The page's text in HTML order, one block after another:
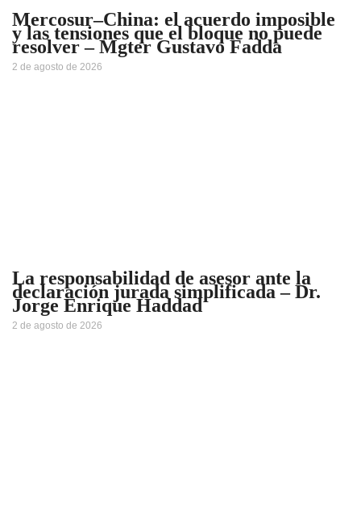
Mercosur–China: el acuerdo imposible
y las tensiones que el bloque no puede
resolver – Mgter Gustavo Fadda
2 de agosto de 2026
La responsabilidad de asesor ante la
declaración jurada simplificada – Dr.
Jorge Enrique Haddad
2 de agosto de 2026